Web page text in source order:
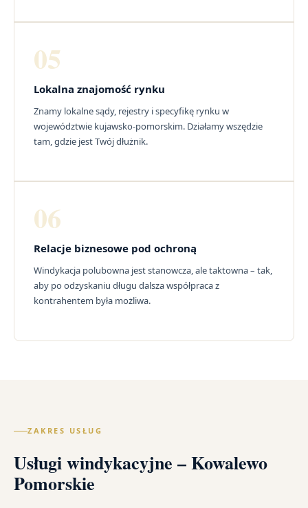
05
Lokalna znajomość rynku
Znamy lokalne sądy, rejestry i specyfikę rynku w
województwie kujawsko-pomorskim. Działamy wszędzie
tam, gdzie jest Twój dłużnik.
06
Relacje biznesowe pod ochroną
Windykacja polubowna jest stanowcza, ale taktowna – tak,
aby po odzyskaniu długu dalsza współpraca z
kontrahentem była możliwa.
ZAKRES USŁUG
Usługi windykacyjne – Kowalewo
Pomorskie